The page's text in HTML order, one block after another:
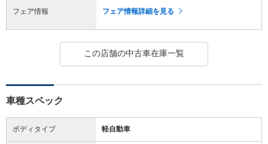
フェア情報 フェア情報詳細を見る
この店舗の中古車在庫一覧
車種スペック
ボディタイプ 軽自動車